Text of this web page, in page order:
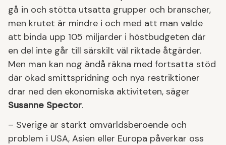
gå in och stötta utsatta grupper och branscher,
men krutet är mindre i och med att man valde
att binda upp 105 miljarder i höstbudgeten där
en del inte går till särskilt väl riktade åtgärder.
Men man kan nog ändå räkna med fortsatta stöd
där ökad smittspridning och nya restriktioner
drar ned den ekonomiska aktiviteten, säger
Susanne Spector.
– Sverige är starkt omvärldsberoende och
problem i USA, Asien eller Europa påverkar oss